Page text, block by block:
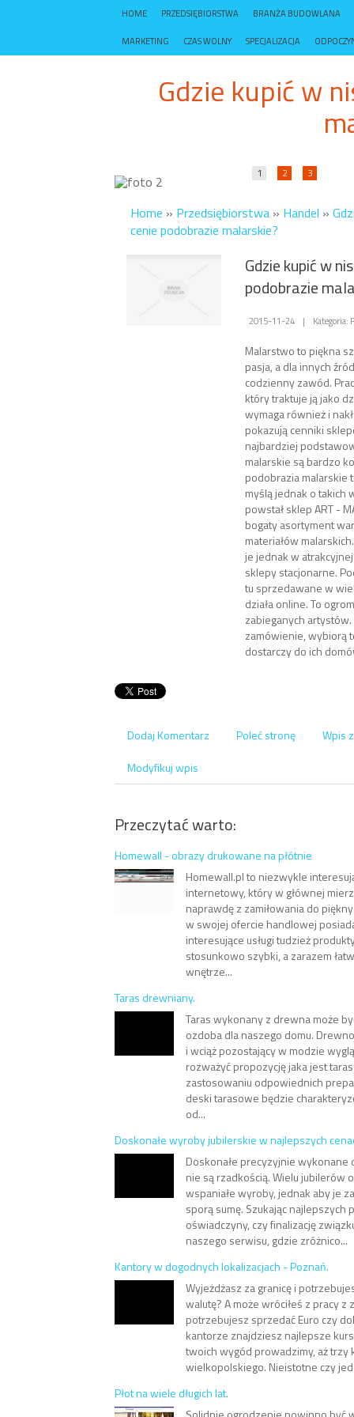
HOME PRZEDSIĘBIORSTWA BRANŻA BUDOWLANA
MARKETING CZAS WOLNY SPECJALIZACJA
Gdzie kupić w
1 2 3
Home » Przedsiębiorstwa » Handel »
cenie podobrazie malarskie?
Gdzie kupić w
podobrazie
2015-11-24 | Kategoria:
Malarstwo to piękna
pasja, a dla innych
codzienny zawód.
który traktuje ją jako
wymaga również i
pokazują cenniki
najbardziej
malarskie są bardzo
podobrazia malarskie
myślą jednak o takich
powstał sklep ART -
bogaty asortyment
materiałów
je jednak w
sklepy stacjonarne.
tu sprzedawane w
działa online. To
zabieganych artystów.
zamówienie, wybiorą
dostarczy do ich
Dodaj Komentarz Poleć stronę
Wpis
Modyfikuj wpis
Przeczytać warto:
Homewall - obrazy drukowane na płótnie
Homewall.pl to niezwykle
internetowy, który w głównej
naprawdę z zamiłowania do
w swojej ofercie handlowej
interesujące usługi tudzież
stosunkowo szybki, a zarazem
wnętrze...
Taras drewniany.
Taras wykonany z drewna może
ozdoba dla naszego domu.
i wciąż pozostający w modzie
rozważyć propozycję jaka jest
zastosowaniu odpowiednich
deski tarasowe będzie
od...
Doskonałe wyroby jubilerskie w najlepszych
Doskonałe precyzyjnie wykonane
nie są rzadkością. Wielu jubilerów
wspaniałe wyroby, jednak aby je
sporą sumę. Szukając najlepszych
oświadczyny, czy finalizację
naszego serwisu, gdzie zróżnico...
Kantory w dogodnych lokalizacjach - Poznań.
Wyjeżdżasz za granicę i
walutę? A może wróciłeś z pracy z
potrzebujesz sprzedać Euro czy
kantorze znajdziesz najlepsze
twoich wygód prowadzimy, aż trzy
wielkopolskiego. Nieistotne czy
Płot na wiele długich lat.